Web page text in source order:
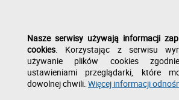
Nasze serwisy używają informacji
cookies. Korzystając z serwisu
używanie plików cookies
ustawieniami przeglądarki, które
dowolnej chwili. Więcej informacji